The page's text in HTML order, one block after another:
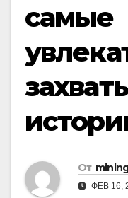
самые
От
ФЕВ 16,